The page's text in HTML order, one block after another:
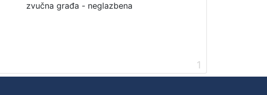
zvučna građa - neglazbena
1